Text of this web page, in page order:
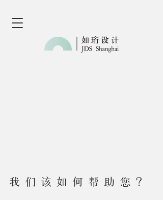
我们该如何帮助您？